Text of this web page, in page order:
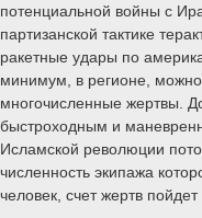
потенциальной войны с
партизанской тактике
ракетные удары по
минимум, в регионе,
многочисленные жертвы.
быстроходным и
Исламской революции
численность экипажа
человек, счет жертв пойдет